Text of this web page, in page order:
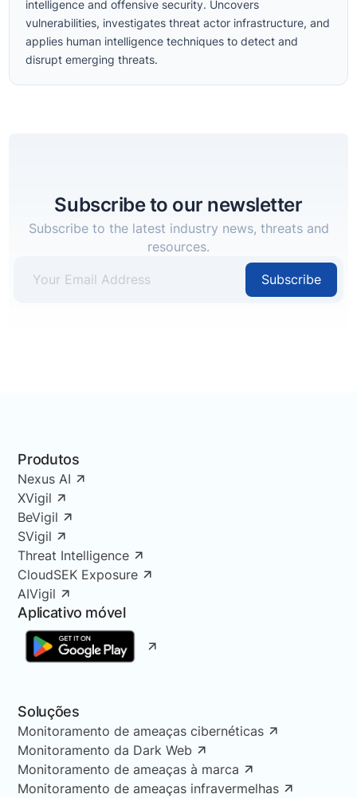
intelligence and offensive security. Uncovers
vulnerabilities, investigates threat actor infrastructure, and
applies human intelligence techniques to detect and
disrupt emerging threats.
Subscribe to our newsletter
Subscribe to the latest industry news, threats and
resources.
Subscribe
Produtos
Nexus AI
XVigil
BeVigil
SVigil
Threat Intelligence
CloudSEK Exposure
AIVigil
Aplicativo móvel
Soluções
Monitoramento de ameaças cibernéticas
Monitoramento da Dark Web
Monitoramento de ameaças à marca
Monitoramento de ameaças infravermelhas